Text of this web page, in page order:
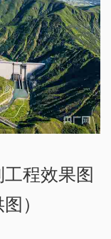
程效果图
）